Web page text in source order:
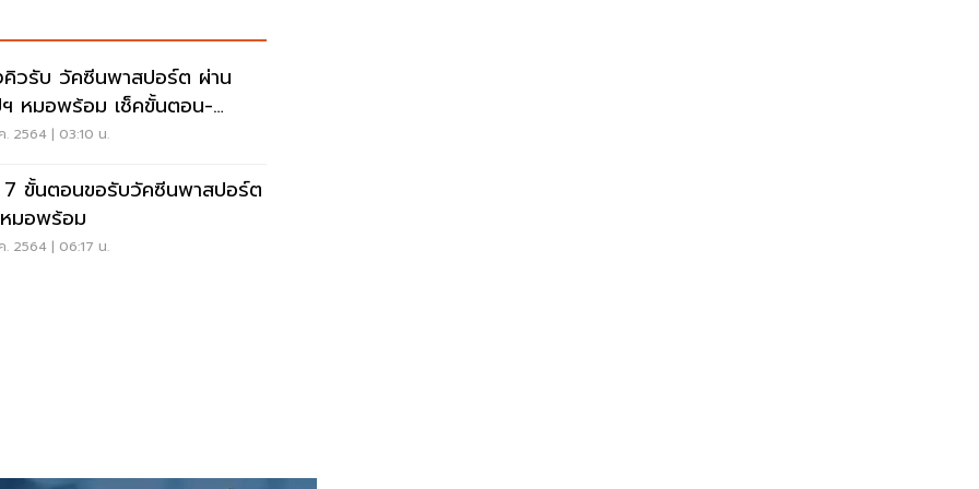
วรับ วัคซีนพาสปอร์ต ผ่าน
หมอพร้อม เช็คขั้นตอน-
ารที่ต้องใช้
. 2564 | 03:10 น.
7 ขั้นตอนขอรับวัคซีนพาสปอร์ต
มอพร้อม
. 2564 | 06:17 น.